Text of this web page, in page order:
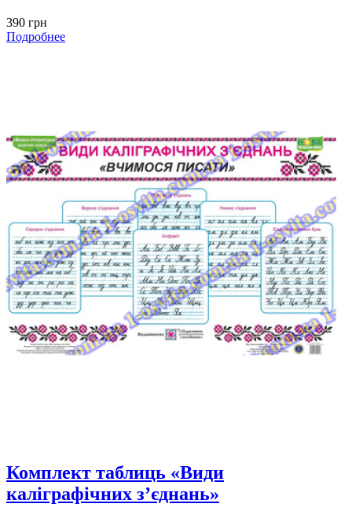
390 грн
Подробнее
Комплект таблиць «Види
каліграфічних з’єднань»